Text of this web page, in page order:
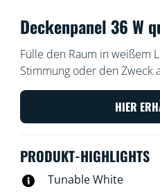
Deckenpanel 36 W
Fülle den Raum in weißem
Stimmung oder den Zweck
Das schlanke Design und
machen diese Leuchten zu
hervorragend passenden
HIER
PRODUKT-HIGHLIGHTS
Tunable White